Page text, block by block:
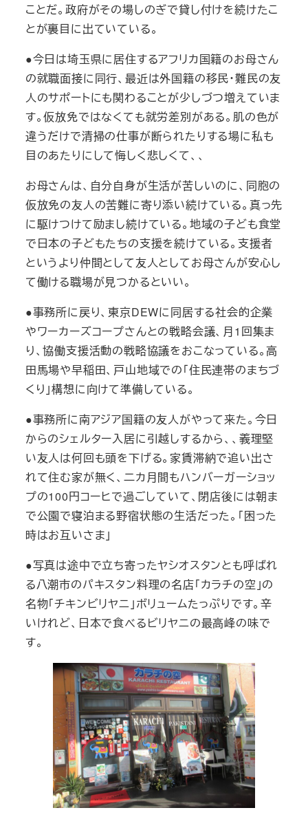
ことだ。政府がその場しのぎで貸し付けを続けたこ
とが裏目に出ていている。
●今日は埼玉県に居住するアフリカ国籍のお母さん
の就職面接に同行、最近は外国籍の移民・難民の友
人のサポートにも関わることが少しづつ増えていま
す。仮放免ではなくても就労差別がある。肌の色が
違うだけで清掃の仕事が断られたりする場に私も
目のあたりにして悔しく悲しくて、、
お母さんは、自分自身が生活が苦しいのに、同胞の
仮放免の友人の苦難に寄り添い続けている。真っ先
に駆けつけて励まし続けている。地域の子ども食堂
で日本の子どもたちの支援を続けている。支援者
というより仲間として友人としてお母さんが安心し
て働ける職場が見つかるといい。
●事務所に戻り、東京DEWに同居する社会的企業
やワーカーズコープさんとの戦略会議、月1回集ま
り、協働支援活動の戦略協議をおこなっている。高
田馬場や早稲田、戸山地域での「住民連帯のまちづ
くり」構想に向けて準備している。
●事務所に南アジア国籍の友人がやって来た。今日
からのシェルター入居に引越しするから、、義理堅
い友人は何回も頭を下げる。家賃滞納で追い出さ
れて住む家が無く、二カ月間もハンバーガーショッ
プの100円コーヒで過ごしていて、閉店後には朝ま
で公園で寝泊まる野宿状態の生活だった。「困った
時はお互いさま」
●写真は途中で立ち寄ったヤシオスタンとも呼ばれ
る八潮市のパキスタン料理の名店「カラチの空」の
名物「チキンビリヤニ」ボリュームたっぷりです。辛
いけれど、日本で食べるビリヤニの最高峰の味で
す。